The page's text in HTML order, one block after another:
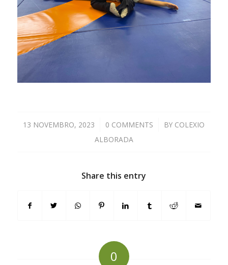
13 NOVEMBRO, 2023
/ 0 COMMENTS
/ BY COLEXIO
ALBORADA
Share this entry
0